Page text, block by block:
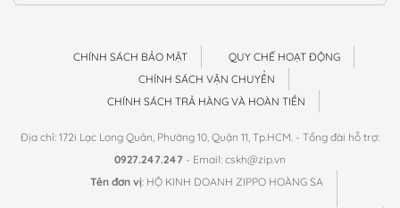
CHÍNH SÁCH BẢO MẬT
QUY CHẾ HOẠT ĐỘNG
CHÍNH SÁCH VẬN CHUYỂN
CHÍNH SÁCH TRẢ HÀNG VÀ HOÀN TIỀN
Địa chỉ: 172i Lạc Long Quân, Phường 10, Quận 11, Tp.HCM. - Tổng đài hỗ trợ:
0927.247.247 - Email: cskh@zip.vn
Tên đơn vị: HỘ KINH DOANH ZIPPO HOÀNG SA